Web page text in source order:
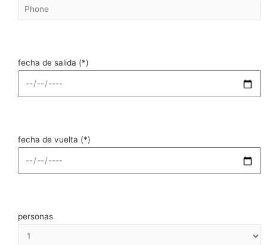
fecha de salida (*)
fecha de vuelta (*)
personas